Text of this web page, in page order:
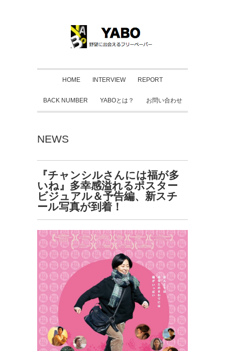
HOME INTERVIEW REPORT
BACK NUMBER YABOとは？ お問い合わせ
NEWS
『チャンシルさんには福が多
いね』多幸感溢れるポスター
ビジュアル＆予告編、新スチ
ール写真が到着！